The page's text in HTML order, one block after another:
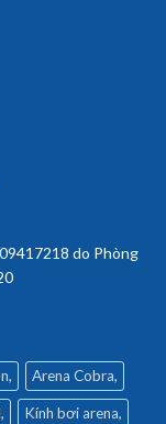
do Phòng
Arena Cobra
Kính bơi arena